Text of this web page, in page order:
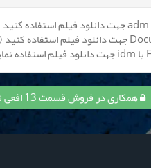
همکاری در فروش قسمت 13 افعی تهران و کسب درآمد از آن